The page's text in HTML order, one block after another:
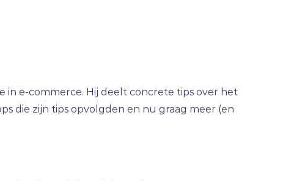
in e-commerce. Hij deelt concrete tips over het
die zijn tips opvolgden en nu graag meer (en